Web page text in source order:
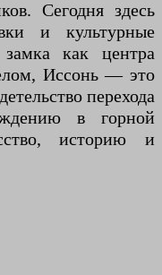
Сегодня здесь
и культурные
как центра
Иссонь — это
перехода
в горной
историю и